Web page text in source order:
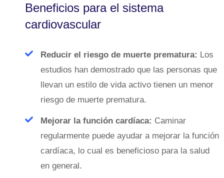
Beneficios para el sistema
cardiovascular
Reducir el riesgo de muerte prematura: Los
estudios han demostrado que las personas que
llevan un estilo de vida activo tienen un menor
riesgo de muerte prematura.
Mejorar la función cardíaca: Caminar
regularmente puede ayudar a mejorar la función
cardíaca, lo cual es beneficioso para la salud
en general.